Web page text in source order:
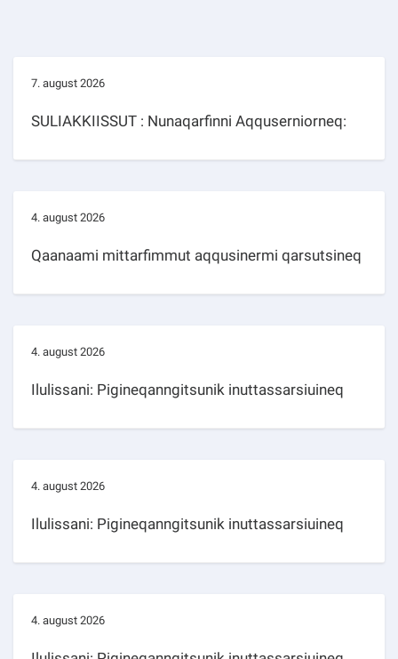
7. august 2026
SULIAKKIISSUT : Nunaqarfinni Aqquserniorneq:
4. august 2026
Qaanaami mittarfimmut aqqusinermi qarsutsineq
4. august 2026
Ilulissani: Pigineqanngitsunik inuttassarsiuineq
4. august 2026
Ilulissani: Pigineqanngitsunik inuttassarsiuineq
4. august 2026